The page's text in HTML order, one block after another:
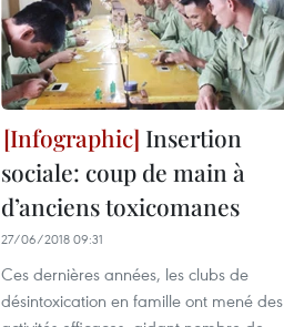
Insertion
sociale: coup de main à
d’anciens toxicomanes
27/06/2018 09:31
Ces dernières années, les clubs de
désintoxication en famille ont mené des